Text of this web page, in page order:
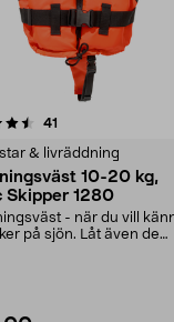
41
& livräddning
10-20 kg,
Skipper 1280
- när du vill
på sjön. Låt även de
4.5 av 5 stjärnor